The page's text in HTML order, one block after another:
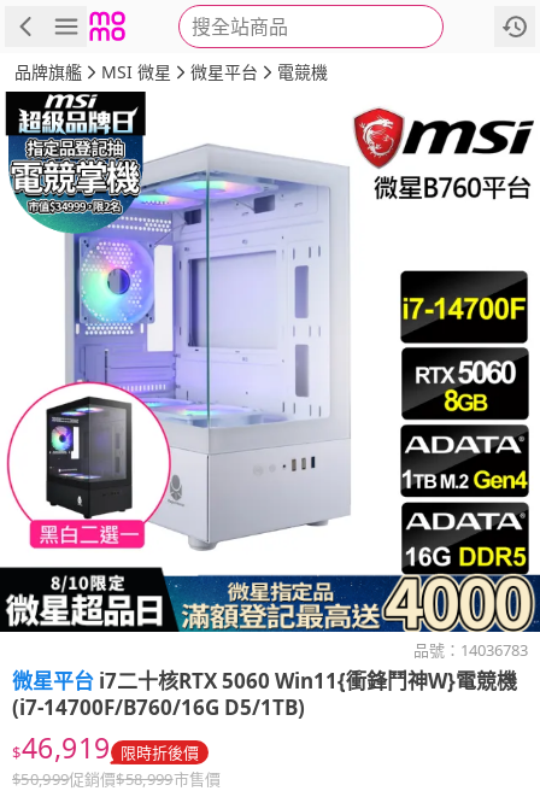
搜全站商品
商品 評價 詳情
品牌旗艦 MSI 微星 微星平台 電競機
品號： 14036783
微星平台 i7二十核RTX 5060 Win11{衝鋒鬥神W}電競機
(i7-14700F/B760/16G D5/1TB)
$46,919 限時折後價
$50,999促銷價$58,999市售價